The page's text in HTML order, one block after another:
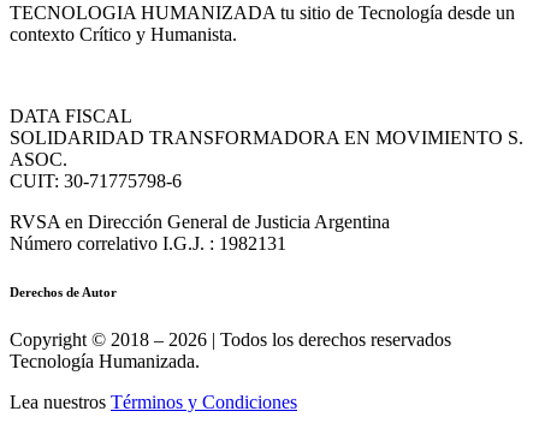
TECNOLOGIA HUMANIZADA tu sitio de Tecnología desde un
contexto Crítico y Humanista.
DATA FISCAL
SOLIDARIDAD TRANSFORMADORA EN MOVIMIENTO S.
ASOC.
CUIT: 30-71775798-6
RVSA en Dirección General de Justicia Argentina
Número correlativo I.G.J. : 1982131
Derechos de Autor
Copyright © 2018 – 2026 | Todos los derechos reservados
Tecnología Humanizada.
Lea nuestros Términos y Condiciones